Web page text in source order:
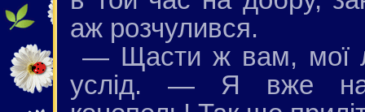
аж розчулився.
— Щасти ж вам, мої
услід. — Я вже